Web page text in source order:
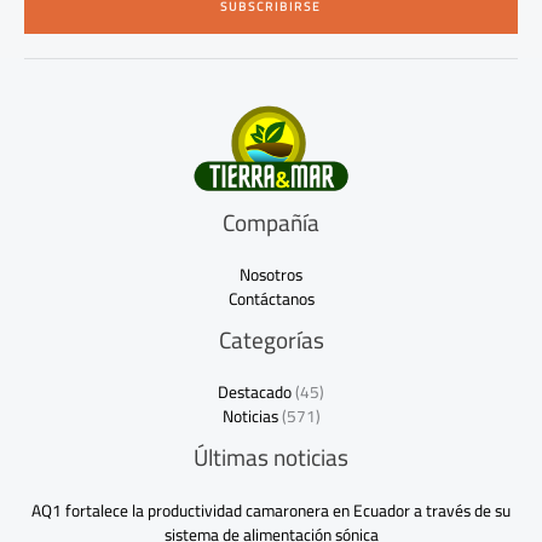
*
SUBSCRIBIRSE
Compañía
Nosotros
Contáctanos
Categorías
Destacado(45)
Noticias(571)
Últimas noticias
AQ1 fortalece la productividad camaronera en Ecuador a través de su
sistema de alimentación sónica